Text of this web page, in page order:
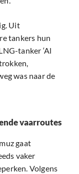
Uit
tankers hun
tanker ‘Al
was naar de
vaarroutes
gaat
vaker
Volgens